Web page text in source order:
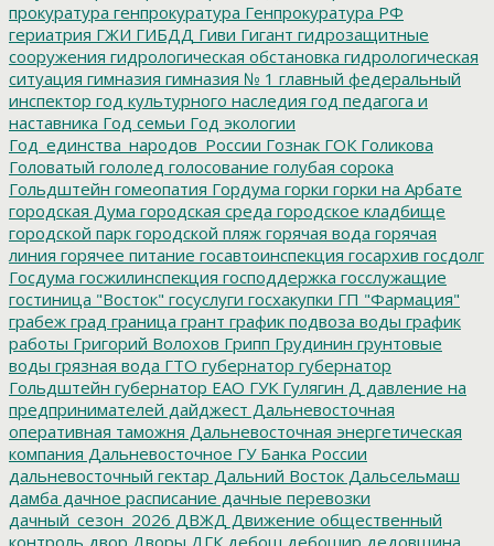
прокуратура генпрокуратура Генпрокуратура РФ
гериатрия ГЖИ ГИБДД Гиви Гигант гидрозащитные
сооружения гидрологическая обстановка гидрологическая
ситуация гимназия гимназия № 1 главный федеральный
инспектор год культурного наследия год педагога и
наставника Год семьи Год экологии
Год_единства_народов_России Гознак ГОК Голикова
Головатый гололед голосование голубая сорока
Гольдштейн гомеопатия Гордума горки горки на Арбате
городская Дума городская среда городское кладбище
городской парк городской пляж горячая вода горячая
линия горячее питание госавтоинспекция госархив госдолг
Госдума госжилинспекция господдержка госслужащие
гостиница "Восток" госуслуги госхакупки ГП "Фармация"
грабеж град граница грант график подвоза воды график
работы Григорий Волохов Грипп Грудинин грунтовые
воды грязная вода ГТО губернатор губернатор
Гольдштейн губернатор ЕАО ГУК Гулягин Д давление на
предпринимателей дайджест Дальневосточная
оперативная таможня Дальневосточная энергетическая
компания Дальневосточное ГУ Банка России
дальневосточный гектар Дальний Восток Дальсельмаш
дамба дачное расписание дачные перевозки
дачный_сезон_2026 ДВЖД Движение общественный
контроль двор Дворы ДГК дебош дебошир дедовщина